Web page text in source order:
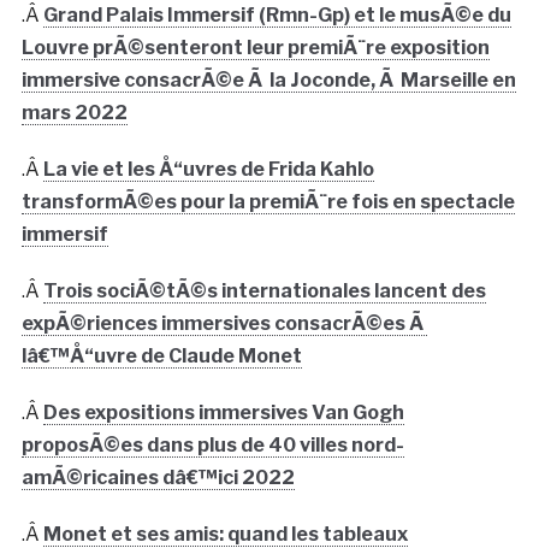
.Â Grand Palais Immersif (Rmn-Gp) et le musÃ©e du
Louvre prÃ©senteront leur premiÃ¨re exposition
immersive consacrÃ©e Ã la Joconde, Ã Marseille en
mars 2022
.Â La vie et les Å“uvres de Frida Kahlo
transformÃ©es pour la premiÃ¨re fois en spectacle
immersif
.Â Trois sociÃ©tÃ©s internationales lancent des
expÃ©riences immersives consacrÃ©es Ã
lâ€™Å“uvre de Claude Monet
.Â Des expositions immersives Van Gogh
proposÃ©es dans plus de 40 villes nord-
amÃ©ricaines dâ€™ici 2022
.Â Monet et ses amis: quand les tableaux